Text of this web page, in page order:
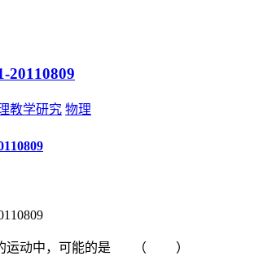
20110809
教学研究 物理
的运动中，可能的是 （ ）